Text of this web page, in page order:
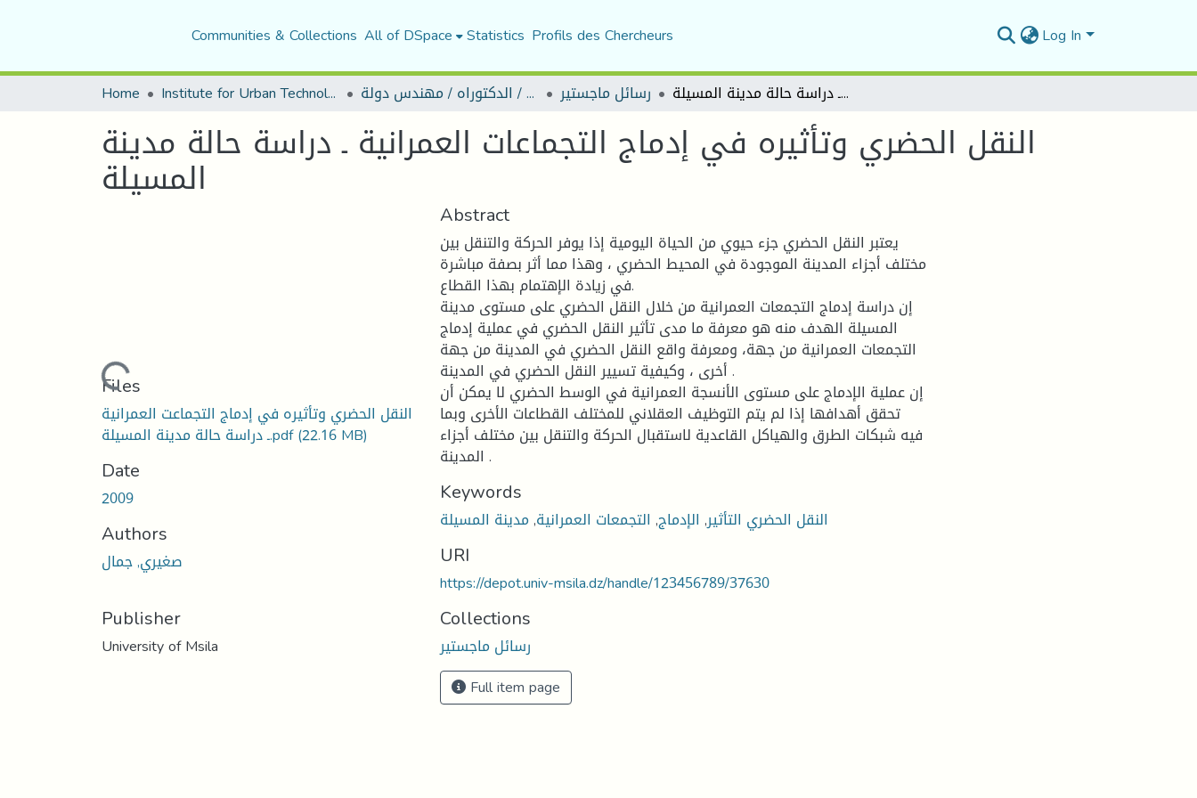
Communities & Collections All of DSpace Statistics Profils des Chercheurs Log In
Home Institute for Urban Technology Management رسائل ماجستير / الدكتوراه / مهندس دولة رسائل ماجستير النقل الحضري وتأثيره في إدماج التجماعات العمرانية ـ دراسة حالة مدينة المسيلة
النقل الحضري وتأثيره في إدماج التجماعات العمرانية ـ دراسة حالة مدينة
المسيلة
Loading...
Files
النقل الحضري وتأثيره في إدماج التجماعت العمرانية
ـ دراسة حالة مدينة المسيلة.pdf(22.16 MB)
Date
2009
Authors
صغيري, جمال
Publisher
University of Msila
Abstract
يعتبر النقل الحضري جزء حيوي من الحياة اليومية إذا يوفر الحركة والتنقل بين
مختلف أجزاء المدينة الموجودة في المحيط الحضري ، وهذا مما أثر بصفة مباشرة
في زيادة الإهتمام بهذا القطاع.
إن دراسة إدماج التجمعات العمرانية من خلال النقل الحضري على مستوى مدينة
المسيلة الهدف منه هو معرفة ما مدى تأثير النقل الحضري في عملية إدماج
التجمعات العمرانية من جهة، ومعرفة واقع النقل الحضري في المدينة من جهة
أخرى ، وكيفية تسيير النقل الحضري في المدينة .
إن عملية الإدماج على مستوى الأنسجة العمرانية في الوسط الحضري لا يمكن أن
تحقق أهدافها إذا لم يتم التوظيف العقلاني للمختلف القطاعات الأخرى وبما
فيه شبكات الطرق والهياكل القاعدية لاستقبال الحركة والتنقل بين مختلف أجزاء
المدينة .
Keywords
النقل الحضري التأثير, الإدماج, التجمعات العمرانية,مدينة المسيلة
URI
https://depot.univ-msila.dz/handle/123456789/37630
Collections
رسائل ماجستير
Full item page